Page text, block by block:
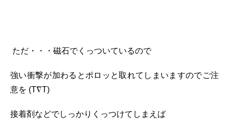
ただ・・・磁石でくっついているので
強い衝撃が加わるとポロッと取れてしまいますのでご注
意を (T∇T)
接着剤などでしっかりくっつけてしまえば